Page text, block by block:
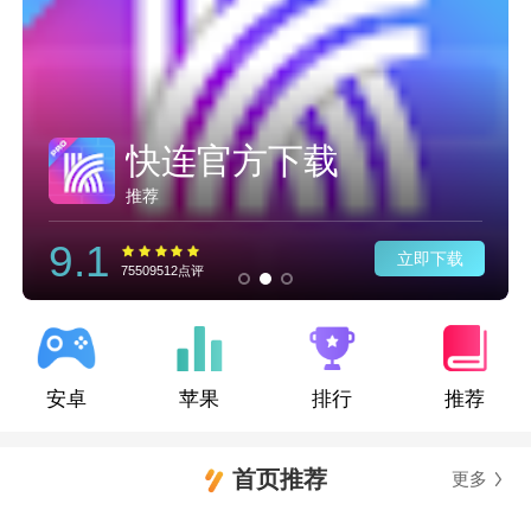
快连官方下载
推荐
9.1 75509512点评
立即下载
安卓 苹果 排行 推荐
首页推荐 更多